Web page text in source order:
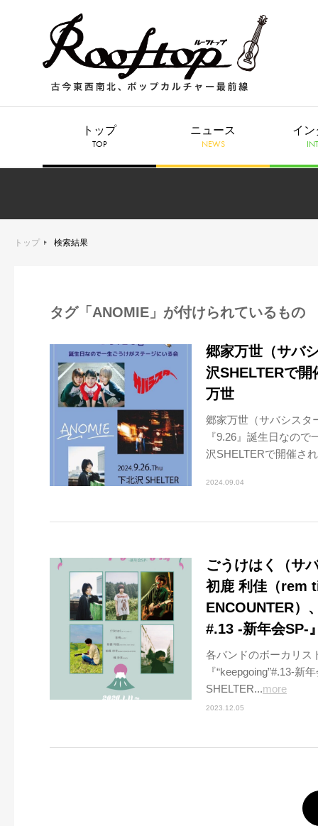
トップ
TOP
ニュース
NEWS
イン
トップ 検索結果
タグ「ANOMIE」が付けられているもの
郷家万世（サバ
沢SHELTERで
万世
郷家万世（サバシスタ
『9.26』誕生日なの
沢SHELTERで開催さ
2024.09.04
ごうけはく（サ
初鹿 利佳（rem
ENCOUNTER）
#.13 -新年会SP-
各バンドのボーカリス
『“keepgoing”#.13-新
SHELTER...more
2023.12.05